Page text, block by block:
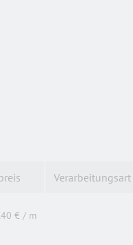
Verarbeitungsart
€ / m